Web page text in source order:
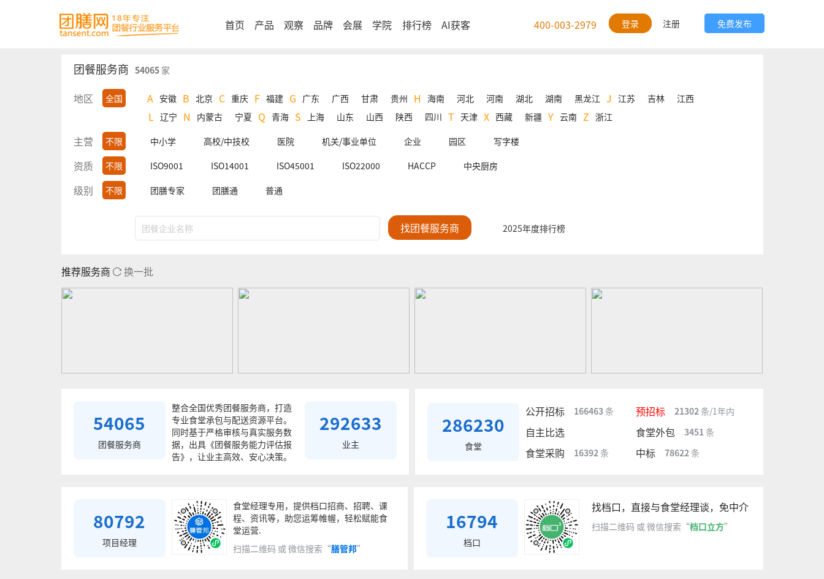
首页 产品 观察 品牌 会展 学院 排行榜 AI获客 400-003-2979 登录 注册 免费发布
团餐服务商 54065家
地区 全国 A 安徽 B 北京 C 重庆 F 福建 G 广东 广西 甘肃 贵州 H 海南 河北 河南 湖北 湖南 黑龙江 J 江苏 吉林 江西
L 辽宁 N 内蒙古 宁夏 Q 青海 S 上海 山东 山西 陕西 四川 T 天津 X 西藏 新疆 Y 云南 Z 浙江
主营 不限 中小学 高校/中技校 医院 机关/事业单位 企业 园区 写字楼
资质 不限 ISO9001 ISO14001 ISO45001 ISO22000 HACCP 中央厨房
级别 不限 团膳专家 团膳通 普通
2025年度排行榜
推荐服务商  换一批
54065
团餐服务商
整合全国优秀团餐服务商，打造
专业食堂承包与配送资源平台。
同时基于严格审核与真实服务数
据，出具《团餐服务能力评估报
告》，让业主高效、安心决策。
292633
业主
286230
食堂
公开招标 166463条
自主比选
食堂采购
16392条
预招标 21302条/1年内
食堂外包 3451条
中标 78622条
80792
项目经理
食堂经理专用，提供档口招商、招聘、课
程、资讯等，助您运筹帷幄，轻松赋能食
堂运营.
扫描二维码 或 微信搜索“膳管邦”
16794
档口
找档口，直接与食堂经理谈，免中介
扫描二维码 或 微信搜索“档口立方”